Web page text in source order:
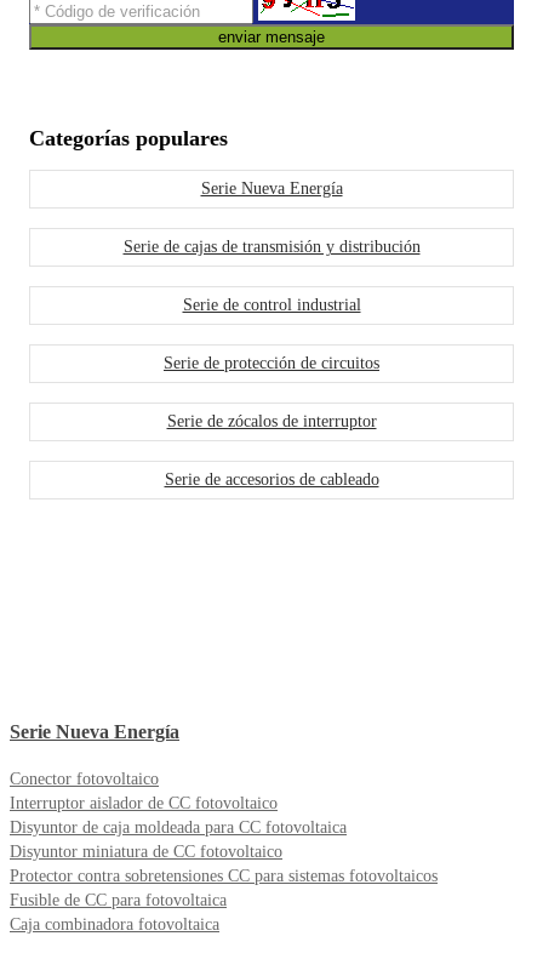
enviar mensaje
Categorías populares
Serie Nueva Energía
Serie de cajas de transmisión y distribución
Serie de control industrial
Serie de protección de circuitos
Serie de zócalos de interruptor
Serie de accesorios de cableado
Serie Nueva Energía
Conector fotovoltaico
Interruptor aislador de CC fotovoltaico
Disyuntor de caja moldeada para CC fotovoltaica
Disyuntor miniatura de CC fotovoltaico
Protector contra sobretensiones CC para sistemas fotovoltaicos
Fusible de CC para fotovoltaica
Caja combinadora fotovoltaica